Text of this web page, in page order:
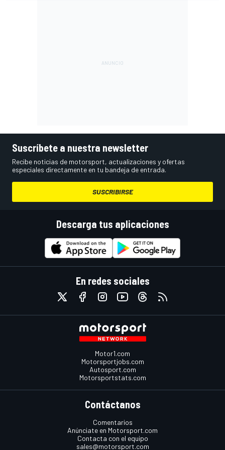
Suscríbete a nuestra newsletter
Recibe noticias de motorsport, actualizaciones y ofertas
especiales directamente en tu bandeja de entrada.
SUSCRIBIRSE
Descarga tus aplicaciones
En redes sociales
Motor1.com
Motorsportjobs.com
Autosport.com
Motorsportstats.com
Contáctanos
Comentarios
Anúnciate en Motorsport.com
Contacta con el equipo
sales@motorsport.com